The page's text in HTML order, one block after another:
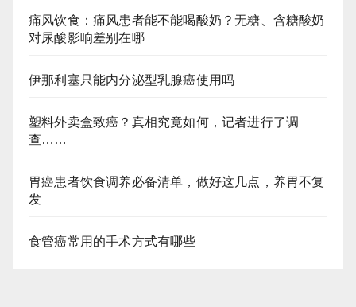
痛风饮食：痛风患者能不能喝酸奶？无糖、含糖酸奶
对尿酸影响差别在哪
伊那利塞只能内分泌型乳腺癌使用吗
塑料外卖盒致癌？真相究竟如何，记者进行了调
查……
胃癌患者饮食调养必备清单，做好这几点，养胃不复
发
食管癌常用的手术方式有哪些